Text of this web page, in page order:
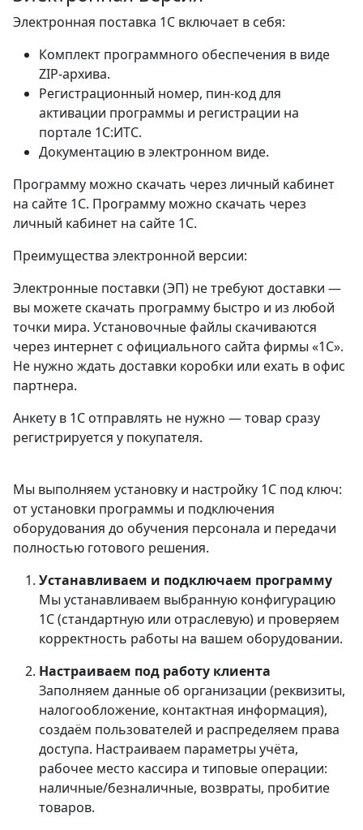
Электронная поставка 1С включает в себя:
Комплект программного обеспечения в виде
ZIP-архива.
Регистрационный номер, пин-код для
активации программы и регистрации на
портале 1С:ИТС.
Документацию в электронном виде.
Программу можно скачать через личный кабинет
на сайте 1С. Программу можно скачать через
личный кабинет на сайте 1С.
Преимущества электронной версии:
Электронные поставки (ЭП) не требуют доставки —
вы можете скачать программу быстро и из любой
точки мира. Установочные файлы скачиваются
через интернет с официального сайта фирмы «1С».
Не нужно ждать доставки коробки или ехать в офис
партнера.
Анкету в 1С отправлять не нужно — товар сразу
регистрируется у покупателя.
Мы выполняем установку и настройку 1С под ключ:
от установки программы и подключения
оборудования до обучения персонала и передачи
полностью готового решения.
Устанавливаем и подключаем программу
Мы устанавливаем выбранную конфигурацию
1С (стандартную или отраслевую) и проверяем
корректность работы на вашем оборудовании.
Настраиваем под работу клиента
Заполняем данные об организации (реквизиты,
налогообложение, контактная информация),
создаём пользователей и распределяем права
доступа. Настраиваем параметры учёта,
рабочее место кассира и типовые операции:
наличные/безналичные, возвраты, пробитие
товаров.